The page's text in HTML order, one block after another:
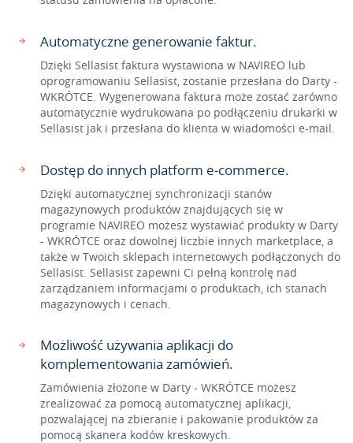
Automatyczne generowanie faktur.
Dzięki Sellasist faktura wystawiona w NAVIREO lub
oprogramowaniu Sellasist, zostanie przesłana do Darty -
WKRÓTCE. Wygenerowana faktura może zostać zarówno
automatycznie wydrukowana po podłączeniu drukarki w
Sellasist jak i przesłana do klienta w wiadomości e-mail.
Dostęp do innych platform e-commerce.
Dzięki automatycznej synchronizacji stanów
magazynowych produktów znajdujących się w
programie NAVIREO możesz wystawiać produkty w Darty
- WKRÓTCE oraz dowolnej liczbie innych marketplace, a
także w Twoich sklepach internetowych podłączonych do
Sellasist. Sellasist zapewni Ci pełną kontrolę nad
zarządzaniem informacjami o produktach, ich stanach
magazynowych i cenach.
Możliwość używania aplikacji do
komplementowania zamówień.
Zamówienia złożone w Darty - WKRÓTCE możesz
zrealizować za pomocą automatycznej aplikacji,
pozwalającej na zbieranie i pakowanie produktów za
pomocą skanera kodów kreskowych.